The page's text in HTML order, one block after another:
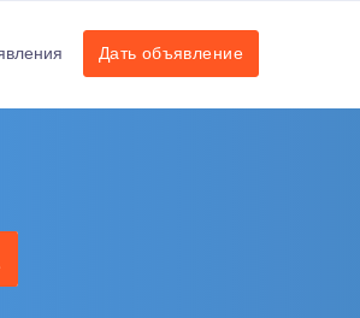
Дать объявление